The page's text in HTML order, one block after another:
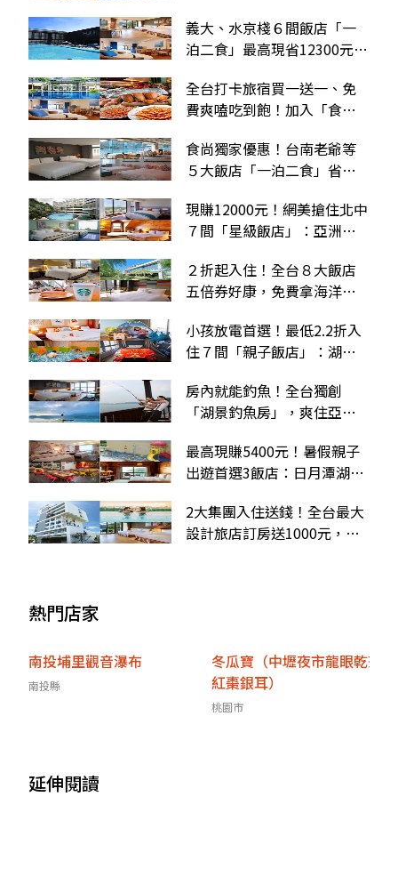
義大、水京棧６間飯店「一
泊二食」最高現省12300元！
全台打卡旅宿買一送一、免
費爽嗑吃到飽！加入「食尚
食尚獨家優惠！台南老爺等
５大飯店「一泊二食」省近
現賺12000元！網美搶住北中
７間「星級飯店」：亞洲第
２折起入住！全台８大飯店
五倍券好康，免費拿海洋公
小孩放電首選！最低2.2折入
住７間「親子飯店」：湖景
房內就能釣魚！全台獨創
「湖景釣魚房」，爽住亞洲
最高現賺5400元！暑假親子
出遊首選3飯店：日月潭湖景
2大集團入住送錢！全台最大
設計旅店訂房送1000元，連
熱門店家
南投埔里觀音瀑布
南投縣
冬瓜寶（中壢夜市龍眼乾茶
紅棗銀耳）
桃園市
延伸閱讀